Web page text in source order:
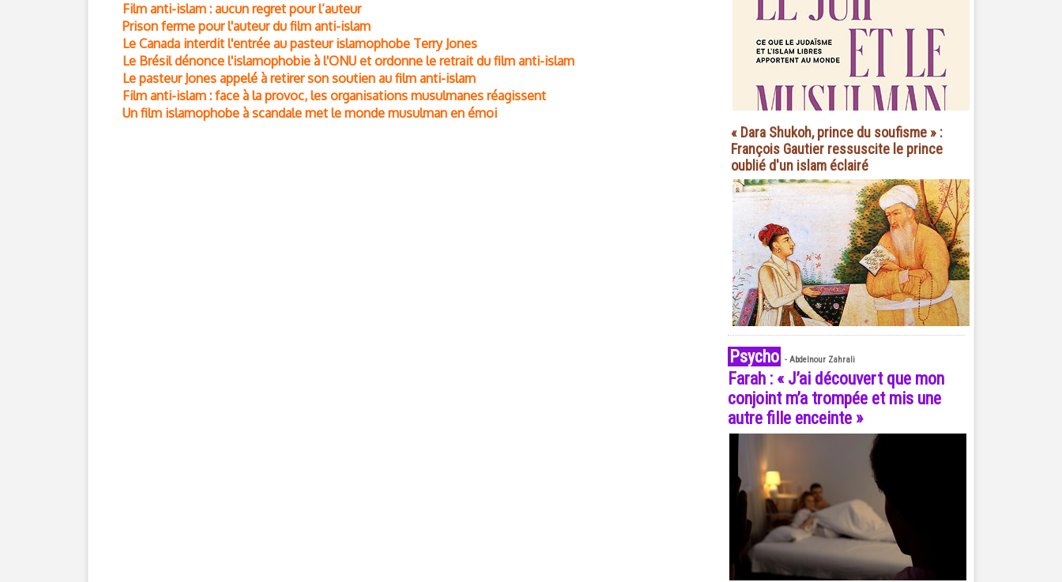
Film anti-islam : aucun regret pour l’auteur
Prison ferme pour l'auteur du film anti-islam
Le Canada interdit l'entrée au pasteur islamophobe Terry Jones
Le Brésil dénonce l'islamophobie à l'ONU et ordonne le retrait du film anti-islam
Le pasteur Jones appelé à retirer son soutien au film anti-islam
Film anti-islam : face à la provoc, les organisations musulmanes réagissent
Un film islamophobe à scandale met le monde musulman en émoi
« Dara Shukoh, prince du soufisme » :
François Gautier ressuscite le prince
oublié d'un islam éclairé
Psycho - Abdelnour Zahrali
Farah : « J’ai découvert que mon
conjoint m’a trompée et mis une
autre fille enceinte »